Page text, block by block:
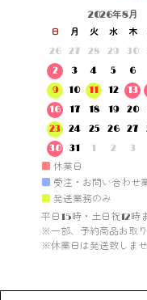
2026年8月
日 月 火 水 木
26
27 28 29 30
2
3 4 5 6
9
10 11 12 13
16
17 18 19 20
23
24 25 26 27
30
31 1 2 3
■ 休業日
■ 受注・お問い合わせ
■ 発送業務のみ
平日15時・土日祝12時
※一部、予約商品お取
※休業日は発送致しませ